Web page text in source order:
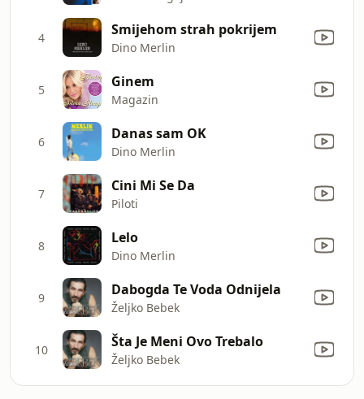
4 Smijehom strah pokrijem
Dino Merlin
5 Ginem
Magazin
6 Danas sam OK
Dino Merlin
7 Cini Mi Se Da
Piloti
8 Lelo
Dino Merlin
9 Dabogda Te Voda Odnijela
Željko Bebek
10 Šta Je Meni Ovo Trebalo
Željko Bebek